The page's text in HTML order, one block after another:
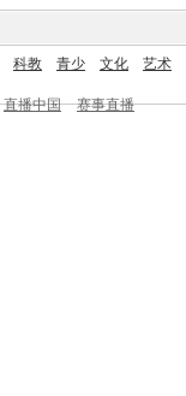
科教 青少 文化 艺术
直播中国
赛事直播